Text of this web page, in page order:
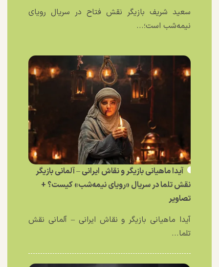
سعید شریف بازیگر نقش فتاح در سریال رویای
نیمه‌شب است؛...
آیدا ماهیانی بازیگر و نقاش ایرانی – آلمانی بازیگر
نقش تلما در سریال «رویای نیمه‌شب» کیست؟ +
تصاویر
آیدا ماهیانی بازیگر و نقاش ایرانی – آلمانی نقش
تلما...